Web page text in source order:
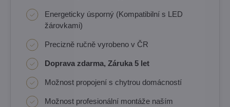
Energeticky úsporný (Kompatibilní s LED
žárovkami)
Precizně ručně vyrobeno v ČR
Doprava zdarma, Záruka 5 let
Možnost propojení s chytrou domácností
Možnost profesionální montáže naším